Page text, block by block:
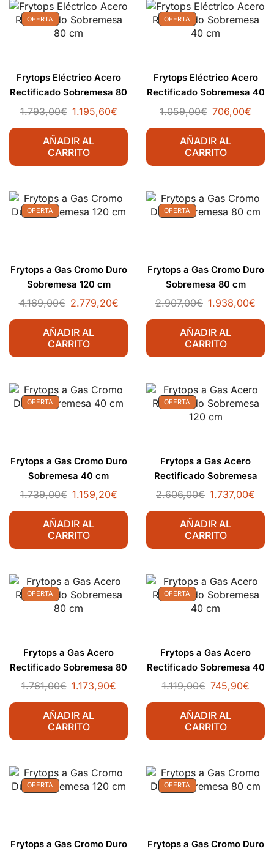
OFERTA
Frytops Eléctrico Acero
Rectificado Sobremesa 80
cm
1.793,00€ 1.195,60€
AÑADIR AL
CARRITO
OFERTA
Frytops Eléctrico Acero
Rectificado Sobremesa 40
cm
1.059,00€ 706,00€
AÑADIR AL
CARRITO
OFERTA
Frytops a Gas Cromo Duro
Sobremesa 120 cm
4.169,00€ 2.779,20€
AÑADIR AL
CARRITO
OFERTA
Frytops a Gas Cromo Duro
Sobremesa 80 cm
2.907,00€ 1.938,00€
AÑADIR AL
CARRITO
OFERTA
Frytops a Gas Cromo Duro
Sobremesa 40 cm
1.739,00€ 1.159,20€
AÑADIR AL
CARRITO
OFERTA
Frytops a Gas Acero
Rectificado Sobremesa
120 cm
2.606,00€ 1.737,00€
AÑADIR AL
CARRITO
OFERTA
Frytops a Gas Acero
Rectificado Sobremesa 80
cm
1.761,00€ 1.173,90€
AÑADIR AL
CARRITO
OFERTA
Frytops a Gas Acero
Rectificado Sobremesa 40
cm
1.119,00€ 745,90€
AÑADIR AL
CARRITO
OFERTA
Frytops a Gas Cromo Duro
OFERTA
Frytops a Gas Cromo Duro